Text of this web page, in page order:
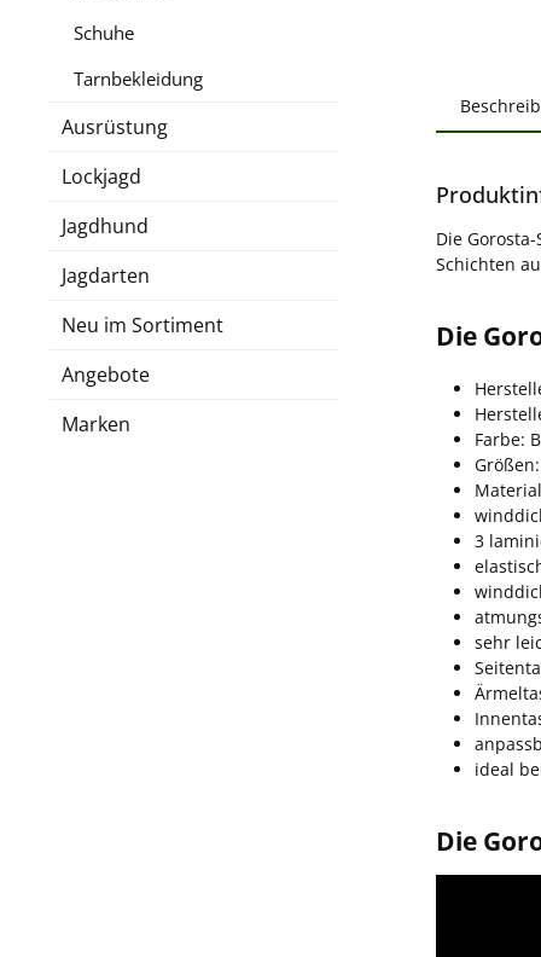
Schuhe
Tarnbekleidung
Ausrüstung
Lockjagd
Jagdhund
Jagdarten
Neu im Sortiment
Angebote
Marken
Die
Schichten
Die
Farbe:
3
sehr
ideal
Die